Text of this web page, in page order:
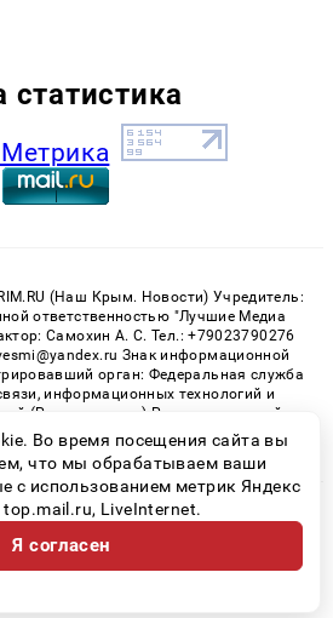
(Наш Крым. Новости) Учредитель:
ответственностью "Лучшие Медиа
Самохин А. С. Тел.: +79023790276
Знак информационной
орган: Федеральная служба
информационных технологий и
(Роскомнадзор) Регистрационный
ФС 77 - 81150 от 02.06.2021
| Все права защищены
категория сайта 16+
конфиденциальности
Во время посещения сайта вы
что мы обрабатываем ваши
с использованием метрик Яндекс
LiveInternet.
Я согласен